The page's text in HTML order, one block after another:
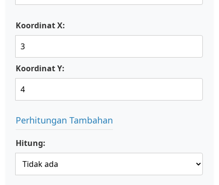
Koordinat X:
Koordinat Y:
Perhitungan Tambahan
Hitung: